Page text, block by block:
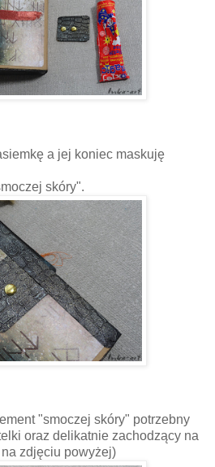
a jej koniec maskuję
skóry".
"smoczej skóry" potrzebny
oraz delikatnie zachodzący na
zdjęciu powyżej)